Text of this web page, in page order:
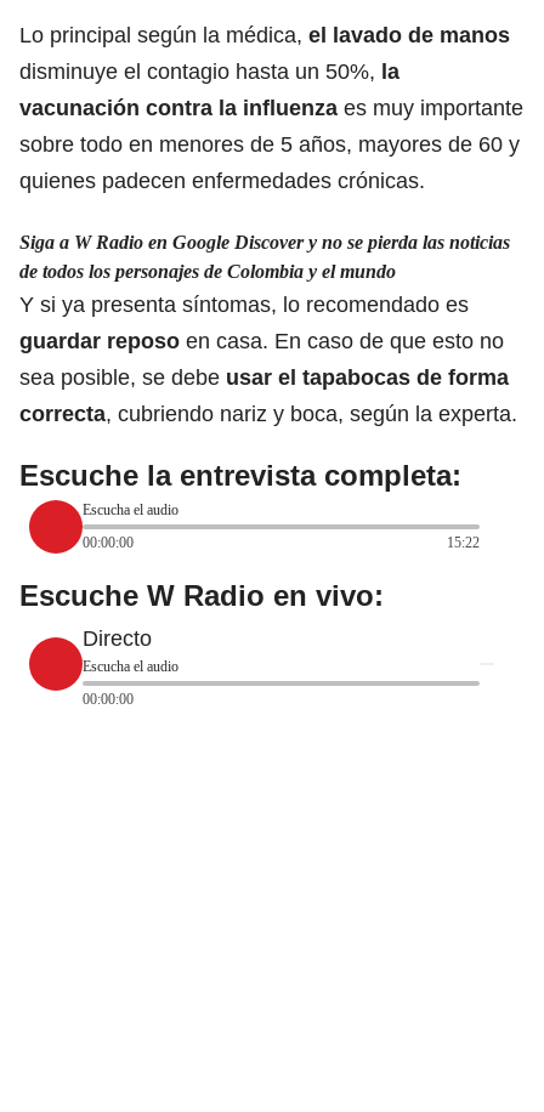
Lo principal según la médica, el lavado de manos
disminuye el contagio hasta un 50%, la
vacunación contra la influenza es muy importante
sobre todo en menores de 5 años, mayores de 60 y
quienes padecen enfermedades crónicas.
Siga a W Radio en Google Discover y no se pierda las noticias
de todos los personajes de Colombia y el mundo
Y si ya presenta síntomas, lo recomendado es
guardar reposo en casa. En caso de que esto no
sea posible, se debe usar el tapabocas de forma
correcta, cubriendo nariz y boca, según la experta.
Escuche la entrevista completa:
Escucha el audio
00:00:00
15:22
Escuche W Radio en vivo:
Directo
Escucha el audio
00:00:00